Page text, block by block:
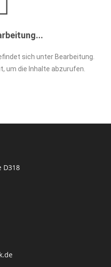
sich unter Bearbeitung.
um die Inhalte abzurufen.
D318